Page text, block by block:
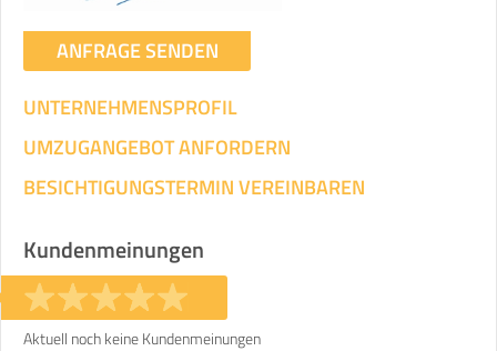
ANFRAGE SENDEN
UNTERNEHMENSPROFIL
UMZUGANGEBOT ANFORDERN
BESICHTIGUNGSTERMIN VEREINBAREN
Kundenmeinungen
Aktuell noch keine Kundenmeinungen